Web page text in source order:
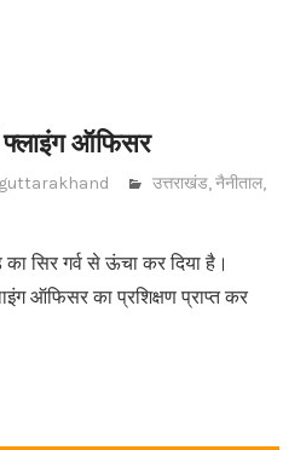
ऑफिसर
उत्तराखंड,नैनीताल,
सिर गर्व से ऊंचा कर दिया है।
ऑफिसर का प्रशिक्षण प्राप्त कर